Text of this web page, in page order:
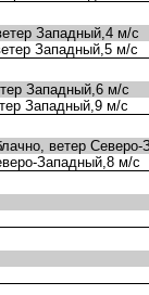
Западный,4 м/с
Западный,5 м/с
Западный,6 м/с
Западный,9 м/с
ветер Северо-
Западный,8 м/с